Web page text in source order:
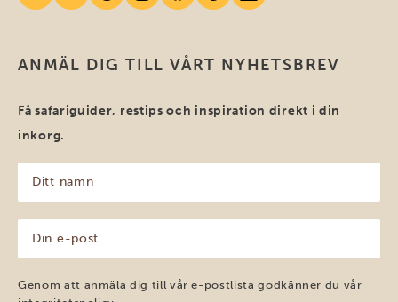
ANMÄL DIG TILL VÅRT NYHETSBREV
Få safariguider, restips och inspiration direkt i din
inkorg.
namn
(Obligatoriskt)
post
(Obligatoriskt)
Genom att anmäla dig till vår e-postlista godkänner du vår